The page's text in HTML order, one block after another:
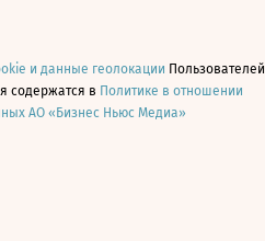
и данные геолокации Пользователей
содержатся в Политике в отношении
АО «Бизнес Ньюс Медиа»